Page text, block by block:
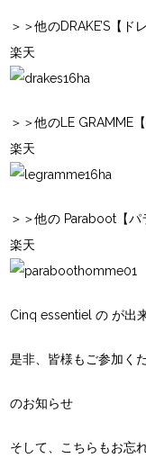
＞＞他のDRAKE’S【ド
楽天
＞＞他のLE GRAMME
楽天
＞＞他の Paraboot【
楽天
Cinq essentiel のが出
是非、皆様もご参加く
のお知らせ
そして、こちらもお忘